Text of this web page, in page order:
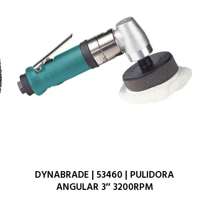
DYNABRADE | 53460 | PULIDORA
ANGULAR 3″ 3200RPM